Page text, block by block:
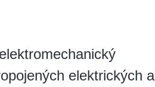
elektrických a